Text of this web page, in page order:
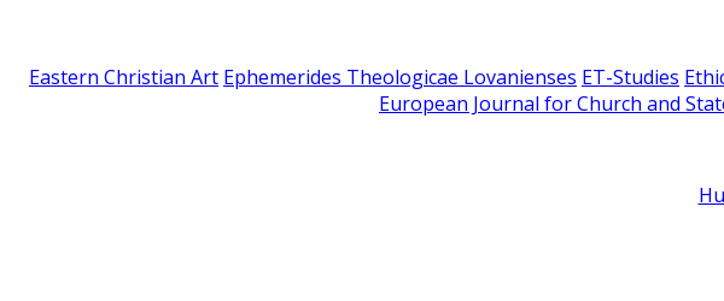
Eastern Christian Art Ephemerides Theologicae Lovanienses ET-Studies
European Journal for Church and